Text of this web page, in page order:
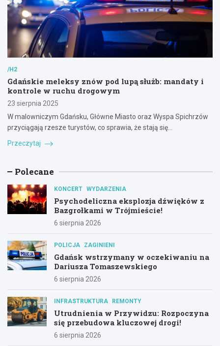
/H2
Gdańskie meleksy znów pod lupą służb: mandaty i
kontrole w ruchu drogowym
23 sierpnia 2025
W malowniczym Gdańsku, Główne Miasto oraz Wyspa Spichrzów
przyciągają rzesze turystów, co sprawia, że stają się…
Przeczytaj
Polecane
KONCERT WYDARZENIA
Psychodeliczna eksplozja dźwięków z
Bazgrołkami w Trójmieście!
6 sierpnia 2026
POLICJA ZAGINIENI
Gdańsk wstrzymany w oczekiwaniu na
Dariusza Tomaszewskiego
6 sierpnia 2026
INFRASTRUKTURA REMONTY
Utrudnienia w Przywidzu: Rozpoczyna
się przebudowa kluczowej drogi!
6 sierpnia 2026